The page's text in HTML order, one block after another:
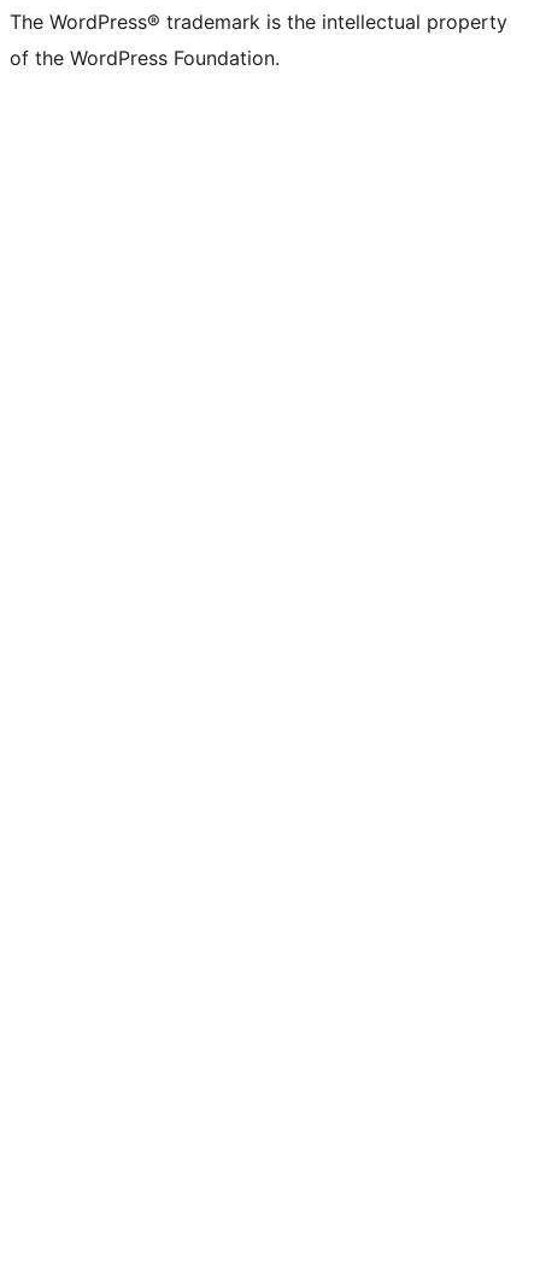
The WordPress® trademark is the intellectual property
of the WordPress Foundation.